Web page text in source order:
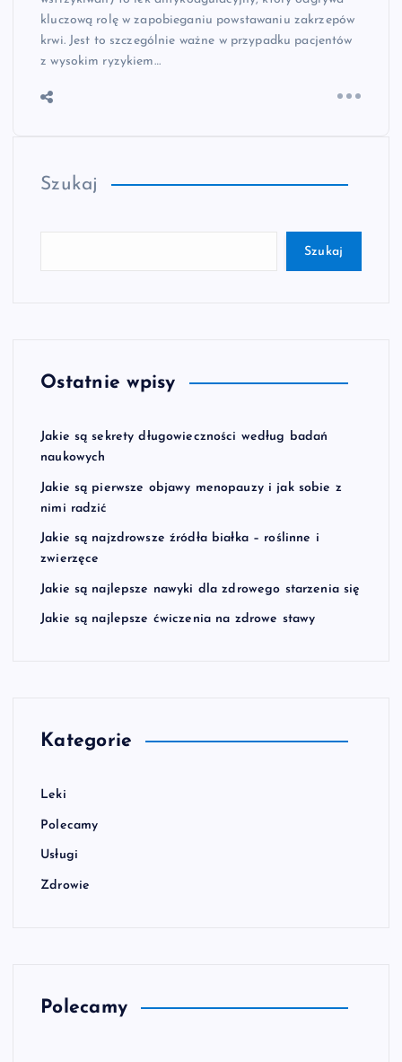
kluczową rolę w zapobieganiu powstawaniu zakrzepów
krwi. Jest to szczególnie ważne w przypadku pacjentów
z wysokim ryzykiem…
Szukaj
Szukaj
Ostatnie wpisy
Jakie są sekrety długowieczności według badań
naukowych
Jakie są pierwsze objawy menopauzy i jak sobie z
nimi radzić
Jakie są najzdrowsze źródła białka – roślinne i
zwierzęce
Jakie są najlepsze nawyki dla zdrowego starzenia się
Jakie są najlepsze ćwiczenia na zdrowe stawy
Kategorie
Leki
Polecamy
Usługi
Zdrowie
Polecamy